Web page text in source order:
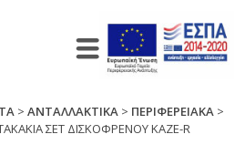
>ΑΝΤΑΛΛΑΚΤΙΚΑ > ΠΕΡΙΦΕΡΕΙΑΚΑ >
ΣΕΤ ΔΙΣΚΟΦΡΕΝΟΥ ΚΑΖΕ-R